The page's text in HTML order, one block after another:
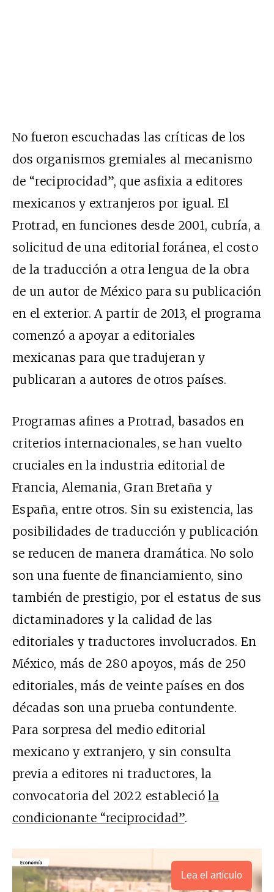
No fueron escuchadas las críticas de los
dos organismos gremiales al mecanismo
de “reciprocidad”, que asfixia a editores
mexicanos y extranjeros por igual. El
Protrad, en funciones desde 2001, cubría, a
solicitud de una editorial foránea, el costo
de la traducción a otra lengua de la obra
de un autor de México para su publicación
en el exterior. A partir de 2013, el programa
comenzó a apoyar a editoriales
mexicanas para que tradujeran y
publicaran a autores de otros países.
Programas afines a Protrad, basados en
criterios internacionales, se han vuelto
cruciales en la industria editorial de
Francia, Alemania, Gran Bretaña y
España, entre otros. Sin su existencia, las
posibilidades de traducción y publicación
se reducen de manera dramática. No solo
son una fuente de financiamiento, sino
también de prestigio, por el estatus de sus
dictaminadores y la calidad de las
editoriales y traductores involucrados. En
México, más de 280 apoyos, más de 250
editoriales, más de veinte países en dos
décadas son una prueba contundente.
Para sorpresa del medio editorial
mexicano y extranjero, y sin consulta
previa a editores ni traductores, la
convocatoria del 2022 establecióla
condicionante “reciprocidad”.
Lea el artículo